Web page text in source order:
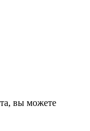
вы можете